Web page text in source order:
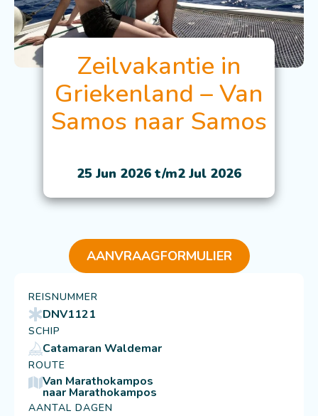
Zeilvakantie in
Griekenland – Van
Samos naar Samos
25 Jun 2026 t/m2 Jul 2026
AANVRAAGFORMULIER
REISNUMMER
DNV1121
SCHIP
Catamaran Waldemar
ROUTE
Van Marathokampos
naar Marathokampos
AANTAL DAGEN